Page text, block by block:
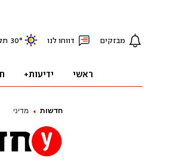
חדשות מדיני